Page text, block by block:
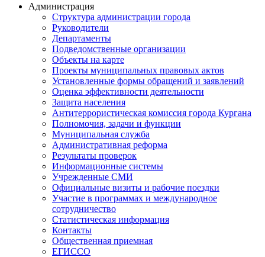
Администрация
Структура администрации города
Руководители
Департаменты
Подведомственные организации
Объекты на карте
Проекты муниципальных правовых актов
Установленные формы обращений и заявлений
Оценка эффективности деятельности
Защита населения
Антитеррористическая комиссия города Кургана
Полномочия, задачи и функции
Муниципальная служба
Административная реформа
Результаты проверок
Информационные системы
Учрежденные СМИ
Официальные визиты и рабочие поездки
Участие в программах и международное
сотрудничество
Статистическая информация
Контакты
Общественная приемная
ЕГИССО